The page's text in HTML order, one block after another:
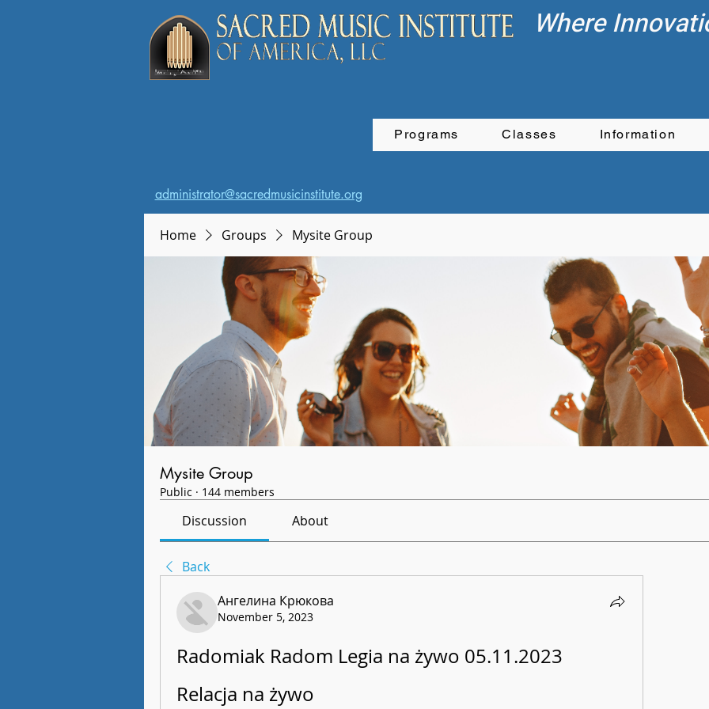
Where
Programs Classes Information
administrator@sacredmusicinstitute.org
Home Groups Mysite Group
Mysite Group
Public · 144 members
Discussion About
Back
Ангелина Крюкова
November 5, 2023
Radomiak Radom Legia na żywo 05.11.2023
Relacja na żywo